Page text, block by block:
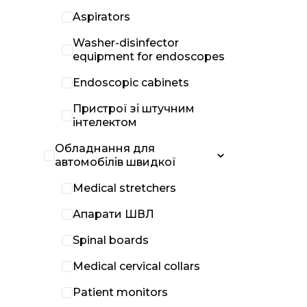
Aspirators
Washer-disinfector
equipment for endoscopes
Endoscopic cabinets
Пристрої зі штучним
інтелектом
Обладнання для
автомобілів швидкої
Medical stretchers
Апарати ШВЛ
Spinal boards
Medical cervical collars
Patient monitors